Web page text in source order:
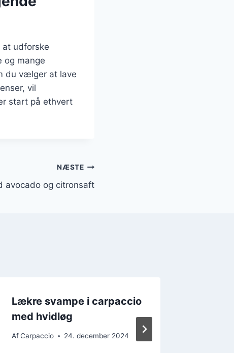
at udforske
og mange
du vælger at lave
vil
start på ethvert
NÆSTE
avocado og citronsaft
Lækre svampe i carpaccio
med hvidløg
Af Carpaccio 24. december 2024